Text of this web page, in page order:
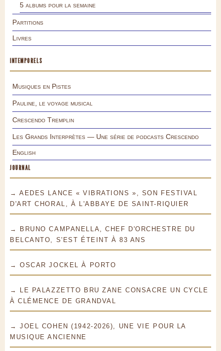
5 albums pour la semaine
Partitions
Livres
INTEMPORELS
Musiques en Pistes
Pauline, le voyage musical
Crescendo Tremplin
Les Grands Interprètes — Une série de podcasts Crescendo
English
JOURNAL
→ AEDES LANCE « VIBRATIONS », SON FESTIVAL
D'ART CHORAL, À L'ABBAYE DE SAINT-RIQUIER
→ BRUNO CAMPANELLA, CHEF D'ORCHESTRE DU
BELCANTO, S'EST ÉTEINT À 83 ANS
→ OSCAR JOCKEL À PORTO
→ LE PALAZZETTO BRU ZANE CONSACRE UN CYCLE
À CLÉMENCE DE GRANDVAL
→ JOEL COHEN (1942-2026), UNE VIE POUR LA
MUSIQUE ANCIENNE